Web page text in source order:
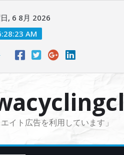
, 6 8月 2026
AM
イト広告を利用しています」